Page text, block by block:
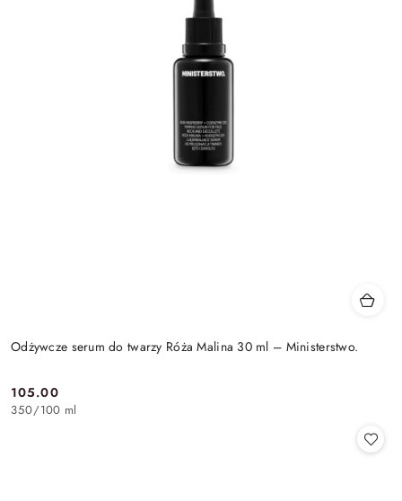
Odżywcze serum do twarzy Róża Malina 30 ml – Ministerstwo.
Cena:
105.00
350/100 ml